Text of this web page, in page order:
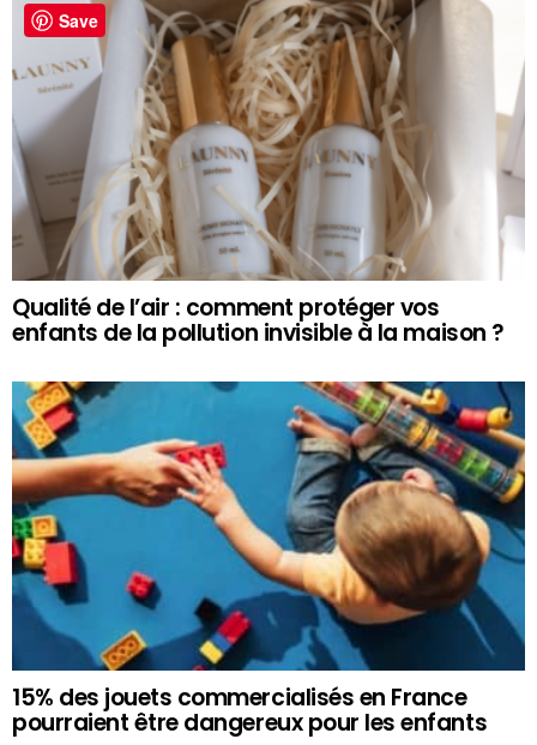
Qualité de l’air : comment protéger vos
enfants de la pollution invisible à la maison ?
15% des jouets commercialisés en France
pourraient être dangereux pour les enfants
Save